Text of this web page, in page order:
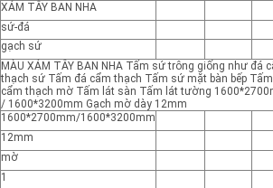
XÁM TÂY BAN NHA
sứ-đá
gạch sứ
MÀU XÁM TÂY BAN NHA Tấm sứ trông giống như đá
thạch sứ Tấm đá cẩm thạch Tấm sứ mặt bàn bếp
cẩm thạch mờ Tấm lát sàn Tấm lát tường
/ 1600*3200mm Gạch mờ dày 12mm
1600*2700mm/1600*3200mm
12mm
mờ
1